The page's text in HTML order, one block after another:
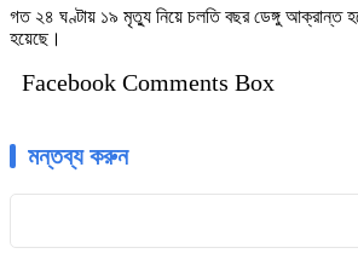
গত ২৪ ঘণ্টায় ১৯ মৃত্যু নিয়ে চলতি বছর ডেঙ্গু আক্রান্ত
হয়েছে।
Facebook Comments Box
মন্তব্য করুন